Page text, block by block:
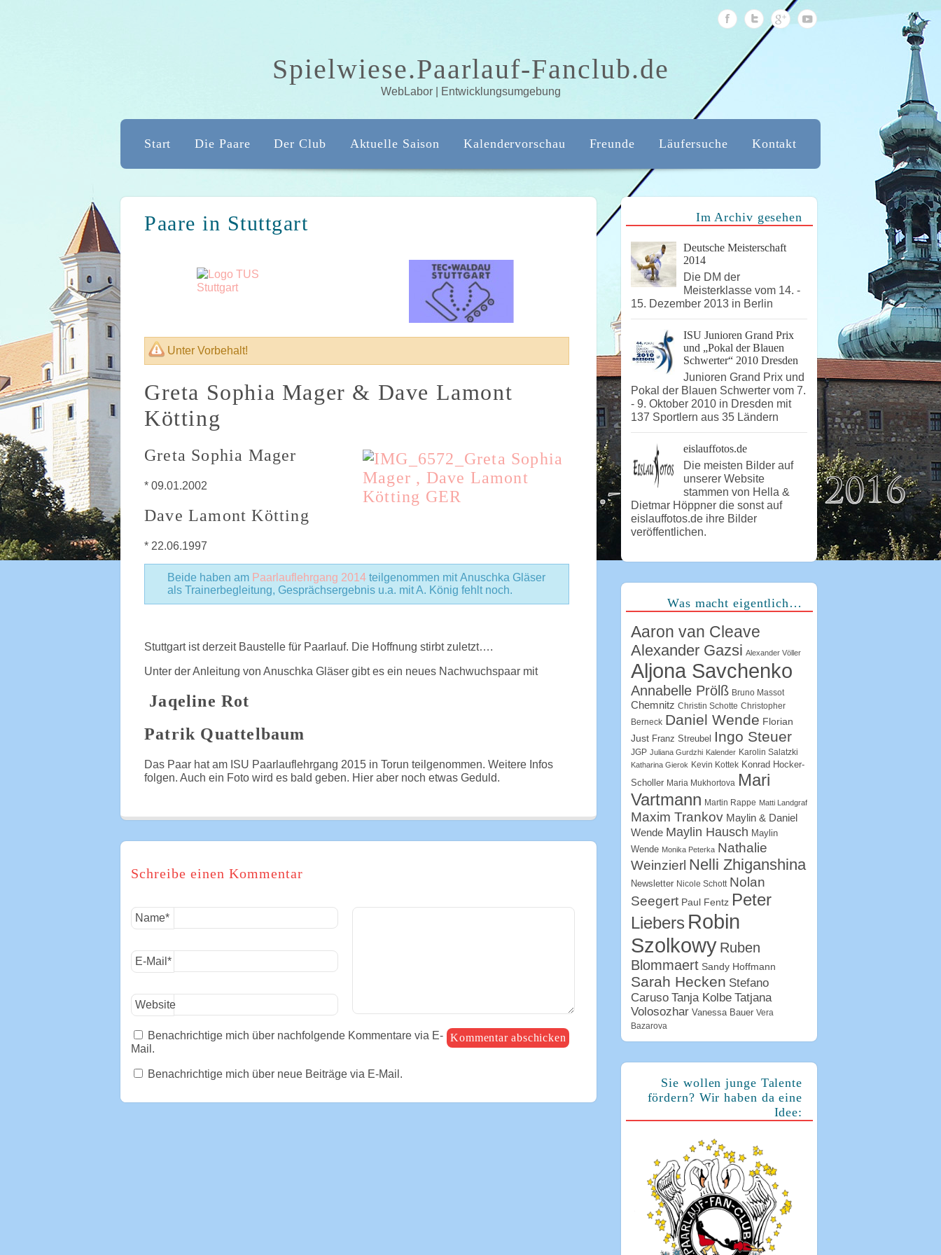
Spielwiese.Paarlauf-Fanclub.de
WebLabor | Entwicklungsumgebung
Start Die Paare Der Club Aktuelle Saison Kalendervorschau Freunde Läufersuche Kontakt
Paare in Stuttgart
Unter Vorbehalt!
Greta Sophia Mager & Dave Lamont
Kötting
Greta Sophia Mager
* 09.01.2002
Dave Lamont Kötting
* 22.06.1997
Beide haben am Paarlauflehrgang 2014 teilgenommen mit Anuschka Gläser
als Trainerbegleitung, Gesprächsergebnis u.a. mit A. König fehlt noch.
Stuttgart ist derzeit Baustelle für Paarlauf. Die Hoffnung stirbt zuletzt….
Unter der Anleitung von Anuschka Gläser gibt es ein neues Nachwuchspaar mit
Jaqeline Rot
Patrik Quattelbaum
Das Paar hat am ISU Paarlauflehrgang 2015 in Torun teilgenommen. Weitere Infos
folgen. Auch ein Foto wird es bald geben. Hier aber noch etwas Geduld.
Schreibe einen Kommentar
Name*
E-Mail *
Website
Benachrichtige mich über nachfolgende Kommentare via E-
Mail.
Benachrichtige mich über neue Beiträge via E-Mail.
Im Archiv gesehen
Deutsche Meisterschaft
2014
Die DM der
Meisterklasse vom 14. -
15. Dezember 2013 in Berlin
ISU Junioren Grand Prix
und „Pokal der Blauen
Schwerter“ 2010 Dresden
Junioren Grand Prix und
Pokal der Blauen Schwerter vom 7.
- 9. Oktober 2010 in Dresden mit
137 Sportlern aus 35 Ländern
eislauffotos.de
Die meisten Bilder auf
unserer Website
stammen von Hella &
Dietmar Höppner die sonst auf
eislauffotos.de ihre Bilder
veröffentlichen.
Was macht eigentlich…
Aaron van Cleave
Alexander Gazsi Alexander Völler
Aljona Savchenko
Annabelle Prölß Bruno Massot
Chemnitz Christin Schotte Christopher
Berneck Daniel Wende Florian
Just Franz Streubel Ingo Steuer
JGP Juliana Gurdzhi Kalender Karolin Salatzki
Katharina Gierok Kevin Kottek Konrad Hocker-
Scholler Maria Mukhortova Mari
Vartmann Martin Rappe Matti Landgraf
Maxim Trankov Maylin & Daniel
Wende Maylin Hausch Maylin
Wende Monika Peterka Nathalie
Weinzierl Nelli Zhiganshina
Newsletter Nicole Schott Nolan
Seegert Paul Fentz Peter
Liebers Robin
Szolkowy Ruben
Blommaert Sandy Hoffmann
Sarah Hecken Stefano
Caruso Tanja Kolbe Tatjana
Volosozhar Vanessa Bauer Vera
Bazarova
Sie wollen junge Talente
fördern? Wir haben da eine
Idee: